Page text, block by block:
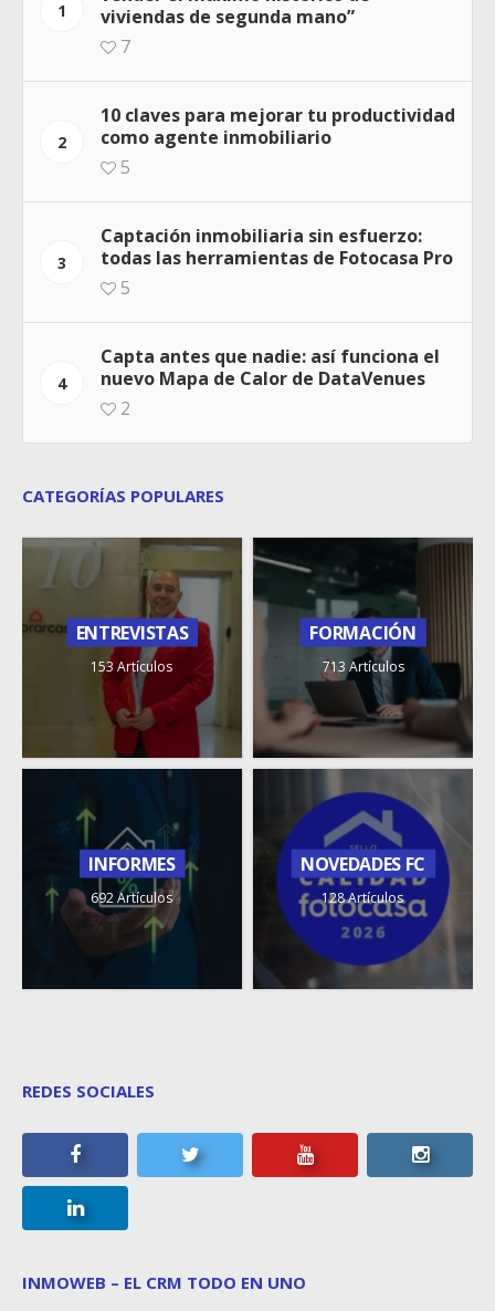
1
viviendas de segunda mano”
7
2
10 claves para mejorar tu productividad
como agente inmobiliario
5
3
Captación inmobiliaria sin esfuerzo:
todas las herramientas de Fotocasa Pro
5
4
Capta antes que nadie: así funciona el
nuevo Mapa de Calor de DataVenues
2
CATEGORÍAS POPULARES
ENTREVISTAS
153 Artículos
FORMACIÓN
713 Artículos
INFORMES
692 Artículos
NOVEDADES FC
128 Artículos
REDES SOCIALES
INMOWEB – EL CRM TODO EN UNO